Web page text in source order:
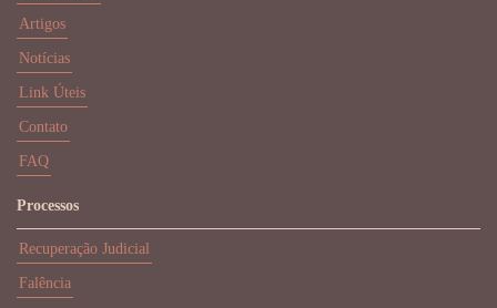
Artigos
Notícias
Link Úteis
Contato
FAQ
Processos
Recuperação Judicial
Falência